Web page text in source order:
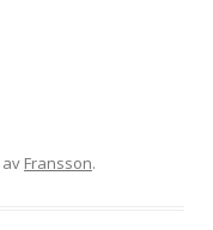
av Fransson.